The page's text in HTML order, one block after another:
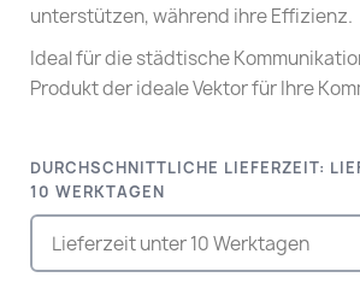
unterstützen, während ihre Effizienz.
Ideal für die städtische
Produkt der ideale Vektor für Ihre
DURCHSCHNITTLICHE LIEFERZEIT:
10 WERKTAGEN